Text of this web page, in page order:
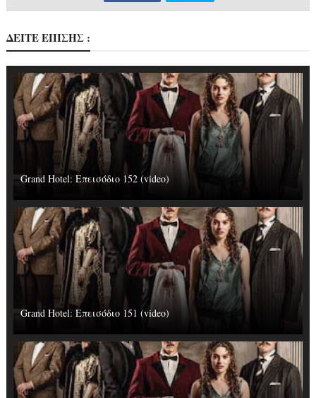
ΔΕΙΤΕ ΕΠΙΣΗΣ :
Grand Hotel: Επεισόδιο 152 (video)
Grand Hotel: Επεισόδιο 151 (video)